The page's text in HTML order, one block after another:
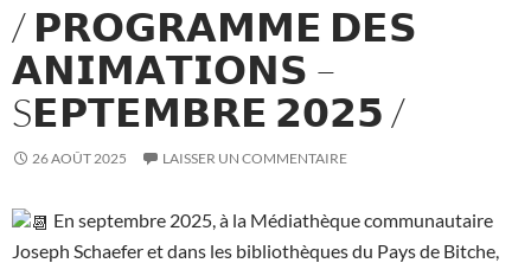
/ 𝗣𝗥𝗢𝗚𝗥𝗔𝗠𝗠𝗘 𝗗𝗘𝗦
𝗔𝗡𝗜𝗠𝗔𝗧𝗜𝗢𝗡𝗦 –
S𝗘𝗣𝗧𝗘𝗠𝗕𝗥𝗘 𝟮𝟬𝟮𝟱 /
26 AOÛT 2025 LAISSER UN COMMENTAIRE
En septembre 2025, à la Médiathèque communautaire
Joseph Schaefer et dans les bibliothèques du Pays de Bitche,